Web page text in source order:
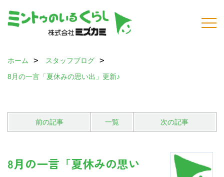
ホーム
スタッフブログ
8月の一言「夏休みの思い出」更新♪
前の記事 一覧 次の記事
8月の一言「夏休みの思い